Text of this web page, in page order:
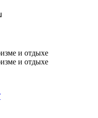
и отдыхе
и отдыхе